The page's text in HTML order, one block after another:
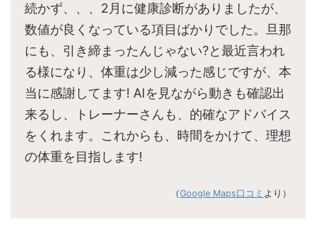
続かず、、、2月に健康診断がありましたが、
数値が良くなっている項目ばかりでした。旦那
にも、引き締まったんじゃない?と最近言われ
る様になり、体重は少し減った感じですが、本
当に感謝してます! AIを見ながら動きも確認出
来るし、トレーナーさんも、的確なアドバイス
をくれます。これからも、時間をかけて、理想
の体重を目指します!
（Google Maps口コミ より）